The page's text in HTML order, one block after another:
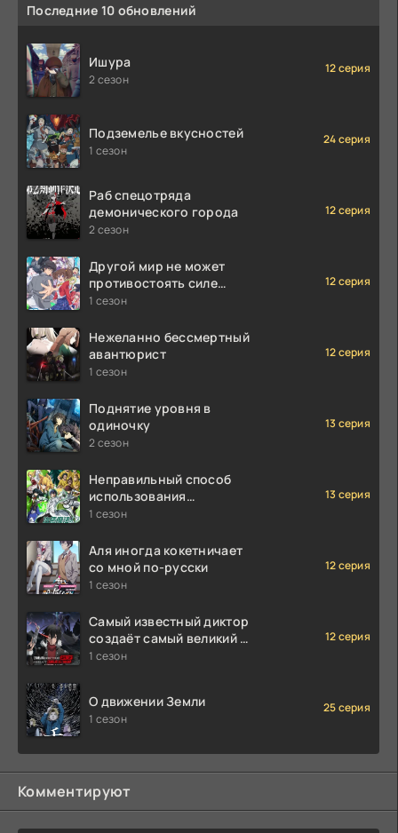
Последние 10 обновлений
Ишура
2 сезон
12 серия
Подземелье вкусностей
1 сезон
24 серия
Раб спецотряда
демонического города
2 сезон
12 серия
Другой мир не может
противостоять силе
мгновенной смерти
1 сезон
12 серия
Нежеланно бессмертный
авантюрист
1 сезон
12 серия
Поднятие уровня в
одиночку
2 сезон
13 серия
Неправильный способ
использования
исцеляющей магии
1 сезон
13 серия
Аля иногда кокетничает
со мной по-русски
1 сезон
12 серия
Самый известный диктор
создаёт самый великий в
мире клан
1 сезон
12 серия
О движении Земли
1 сезон
25 серия
Комментируют